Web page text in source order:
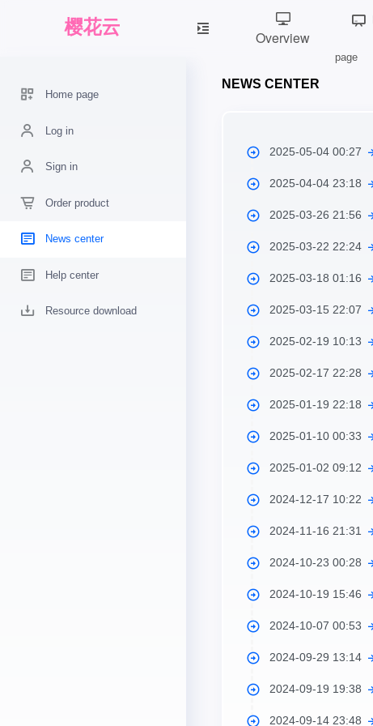
Overview
page
Home page
Log in
Sign in
Order product
News center
Help center
Resource download
NEWS CENTER
2025-05-04 00:27
2025-04-04 23:18
2025-03-26 21:56
2025-03-22 22:24
2025-03-18 01:16
2025-03-15 22:07
2025-02-19 10:13
2025-02-17 22:28
2025-01-19 22:18
2025-01-10 00:33
2025-01-02 09:12
2024-12-17 10:22
2024-11-16 21:31
2024-10-23 00:28
2024-10-19 15:46
2024-10-07 00:53
2024-09-29 13:14
2024-09-19 19:38
2024-09-14 23:48